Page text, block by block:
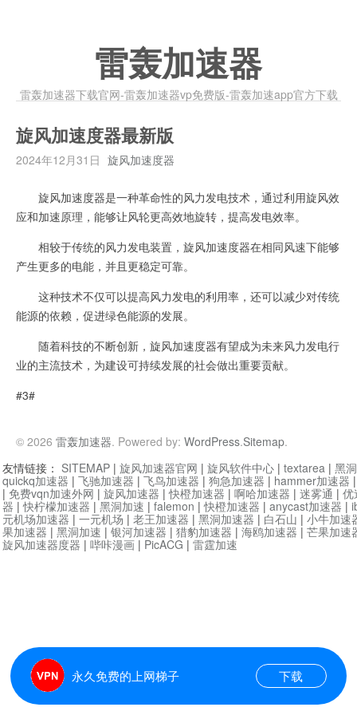
雷轰加速器
雷轰加速器下载官网-雷轰加速器vp免费版-雷轰加速app官方下载
旋风加速度器最新版
2024年12月31日 旋风加速度器
旋风加速度器是一种革命性的风力发电技术，通过利用旋风效
应和加速原理，能够让风轮更高效地旋转，提高发电效率。
相较于传统的风力发电装置，旋风加速度器在相同风速下能够
产生更多的电能，并且更稳定可靠。
这种技术不仅可以提高风力发电的利用率，还可以减少对传统
能源的依赖，促进绿色能源的发展。
随着科技的不断创新，旋风加速度器有望成为未来风力发电行
业的主流技术，为建设可持续发展的社会做出重要贡献。
#3#
© 2026 雷轰加速器. Powered by: WordPress.Sitemap.
永久免费的上网梯子 下载
友情链接： SITEMAP | 旋风加速器官网 | 旋风软件中心 | textarea | 黑
quickq加速器 | 飞驰加速器 | 飞鸟加速器 | 狗急加速器 | hammer加速器
| 免费vqn加速外网 | 旋风加速器 |快橙加速器 | 啊哈加速器 | 迷雾通 | 优
器 |快柠檬加速器 | 黑洞加速 | falemon |快橙加速器 | anycast加速器 |
元机场加速器 | 一元机场 | 老王加速器 | 黑洞加速器 | 白石山 | 小牛加速
果加速器 | 黑洞加速 | 银河加速器 | 猎豹加速器 | 海鸥加速器 | 芒果加速
旋风加速器度器 | 哔咔漫画 | PicACG | 雷霆加速